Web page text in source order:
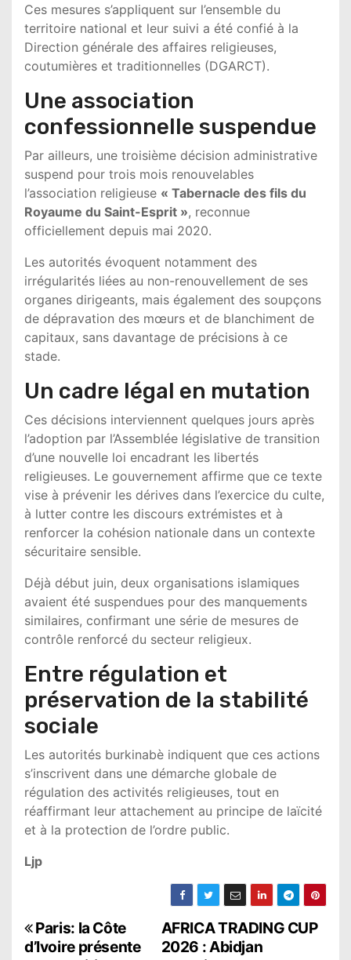
Ces mesures s’appliquent sur l’ensemble du
territoire national et leur suivi a été confié à la
Direction générale des affaires religieuses,
coutumières et traditionnelles (DGARCT).
Une association
confessionnelle suspendue
Par ailleurs, une troisième décision administrative
suspend pour trois mois renouvelables
l’association religieuse « Tabernacle des fils du
Royaume du Saint-Esprit », reconnue
officiellement depuis mai 2020.
Les autorités évoquent notamment des
irrégularités liées au non-renouvellement de ses
organes dirigeants, mais également des soupçons
de dépravation des mœurs et de blanchiment de
capitaux, sans davantage de précisions à ce
stade.
Un cadre légal en mutation
Ces décisions interviennent quelques jours après
l’adoption par l’Assemblée législative de transition
d’une nouvelle loi encadrant les libertés
religieuses. Le gouvernement affirme que ce texte
vise à prévenir les dérives dans l’exercice du culte,
à lutter contre les discours extrémistes et à
renforcer la cohésion nationale dans un contexte
sécuritaire sensible.
Déjà début juin, deux organisations islamiques
avaient été suspendues pour des manquements
similaires, confirmant une série de mesures de
contrôle renforcé du secteur religieux.
Entre régulation et
préservation de la stabilité
sociale
Les autorités burkinabè indiquent que ces actions
s’inscrivent dans une démarche globale de
régulation des activités religieuses, tout en
réaffirmant leur attachement au principe de laïcité
et à la protection de l’ordre public.
Ljp
N
AFRICA TRADING CUP
2026 : Abidjan
Paris: la Côte
d’Ivoire présente